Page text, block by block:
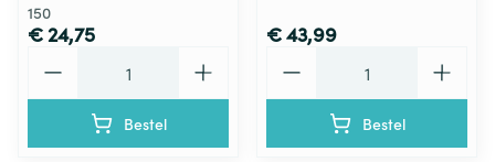
150
€ 24,75
Bestel
€ 43,99
Bestel